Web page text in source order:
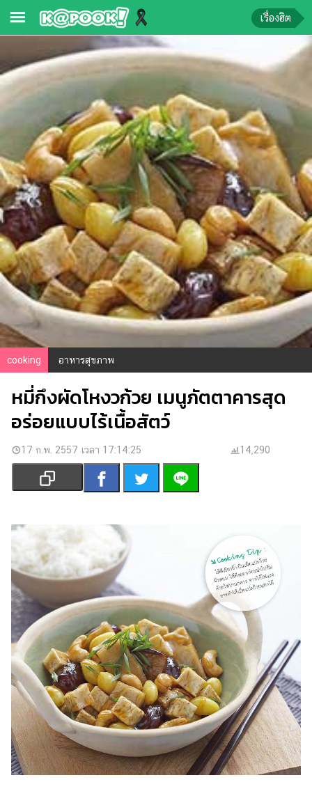
ข่าว-
ความ
รู้
ข่าว
ข่าว
บันเทิง
ตรวจ
หวย
ผล
บอล
สด
การ
เงิน
การ
ศึกษา
บันเทิง
รูปภาพ
ดู
หนัง
Music
ละคร
บันเทิง
เกาหลี
ไลฟ์
ไตล์
ดูด
วง
ผู้
หญิง
ผู้ชาย
สุขภาพ
เรื่องฮิต
cooking อาหารสุขภาพ
หมี่กึงผัดโหงวก้วย เมนูภัตตาคารสุด
อร่อยแบบไร้เนื้อสัตว์
17 ก.พ. 2557 เวลา 17:14:25 14,290